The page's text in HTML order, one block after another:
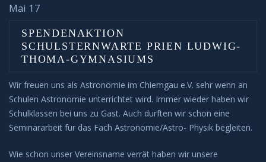
Mai 17
SPENDENAKTION
SCHULSTERNWARTE PRIEN LUDWIG-
THOMA-GYMNASIUMS
Wir freuen uns als Astronomie im Chiemgau e.V. sehr wenn an
Schulen Astronomie unterrichtet wird. Immer wieder haben wir
Schulklassen bei uns zu Gast. Auch durften wir schon eine
Seminararbeit für das Fach Astronomie/Astro- Physik begleiten.
Wie schon unser Vereinsname verrät haben wir unsere